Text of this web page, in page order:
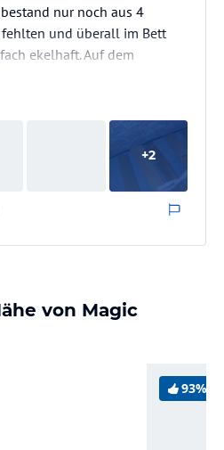
nur noch aus 4
und überall im Bett
ekelhaft. Auf dem
wurde da schon lange
total verrostet und der
Das Wasser in der
lief nicht gescheit ab,
Haarbüschel waren. Rundum
+2
von Magic
93%